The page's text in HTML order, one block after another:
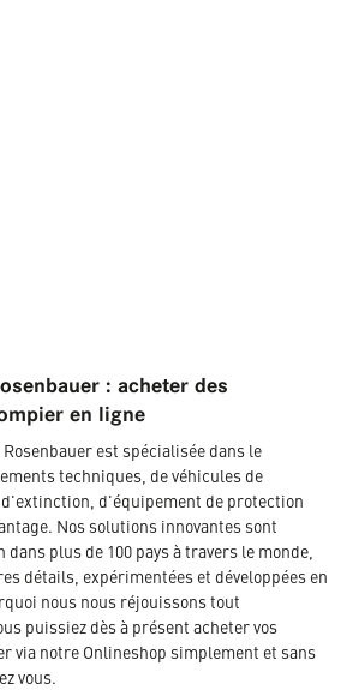
: acheter des
en ligne
est spécialisée dans le
techniques, de véhicules de
d'équipement de protection
Nos solutions innovantes sont
plus de 100 pays à travers le monde,
détails, expérimentées et développées en
nous nous réjouissons tout
puissiez dès à présent acheter vos
via notre Onlineshop simplement et sans
vous.